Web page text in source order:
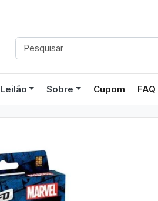
Leilão Sobre Cupom FAQ